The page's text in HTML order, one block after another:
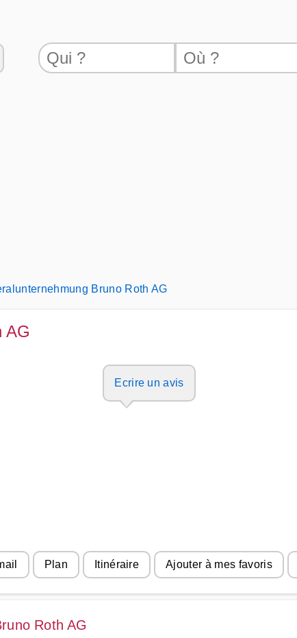
Bruno Roth AG
AG
Ecrire un avis
Plan Itinéraire Ajouter à mes favoris
Roth AG